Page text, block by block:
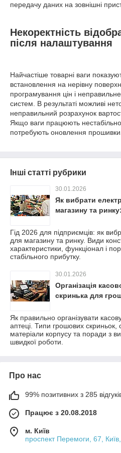
передачу даних на зовнішні
Некоректність
після налаштування
Найчастіше товарні ваги
встановлення на нерівну
програмування цін і
систем. В результаті можливі
неправильний розрахунок
Якщо ваги працюють
потребують оновлення прошивки.
Інші статті рубрики
30.01.2026
Як вибрати
магазину та
Гід 2026 для підприємців: як
для магазину та ринку. Види
характеристики, функціонал і
стабільного прибутку.
30.01.2026
Організація
скринька для
Як правильно організувати
аптеці. Типи грошових скриньок,
матеріали корпусу та поради з
швидкої роботи.
Про нас
99% позитивних з 285
Працює з 20.08.2018
м. Київ
проспект Перемоги, 67,